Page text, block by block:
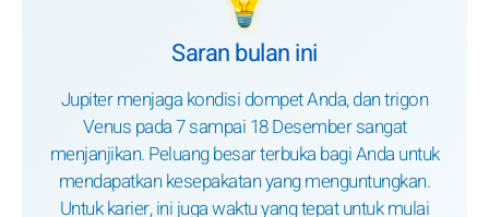
Saran bulan ini
Jupiter menjaga kondisi dompet Anda, dan trigon
Venus pada 7 sampai 18 Desember sangat
menjanjikan. Peluang besar terbuka bagi Anda untuk
mendapatkan kesepakatan yang menguntungkan.
Untuk karier, ini juga waktu yang tepat untuk mulai